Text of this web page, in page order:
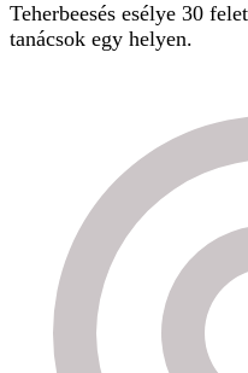
Teherbeesés esélye 30
tanácsok egy helyen.